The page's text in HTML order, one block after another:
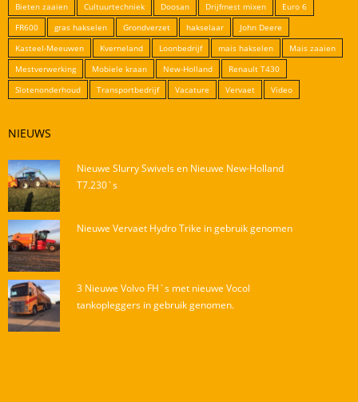
Bieten zaaien Cultuurtechniek Doosan Drijfmest mixen
Euro 6
FR600
gras hakselen Grondverzet hakselaar
John Deere
Kasteel-Meeuwen
Kverneland Loonbedrijf mais hakselen
Mais zaaien
Mestverwerking
Mobiele kraan New-Holland
Renault T430
Slotenonderhoud
Transportbedrijf Vacature Vervaet Video
NIEUWS
Nieuwe Slurry Swivels en Nieuwe New-Holland
T7.230`s
Nieuwe Vervaet Hydro Trike in gebruik genomen
3 Nieuwe Volvo FH`s met nieuwe Vocol
tankopleggers in gebruik genomen.